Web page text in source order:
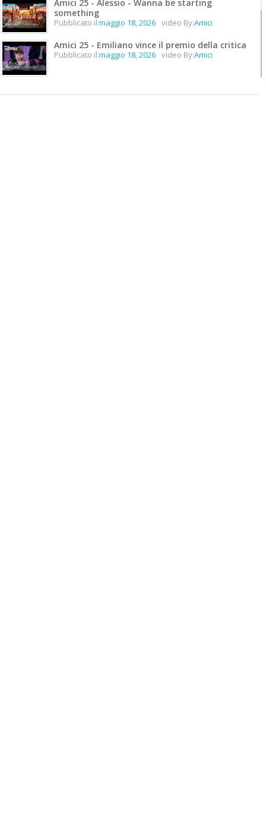
Amici 25 - Alessio - Wanna be starting
something
Pubblicato il:maggio 18, 2026 video By:Amici
Amici 25 - Emiliano vince il premio della critica
Pubblicato il:maggio 18, 2026 video By:Amici
Pubblicato il:maggio 18, 2026 video By:Amici